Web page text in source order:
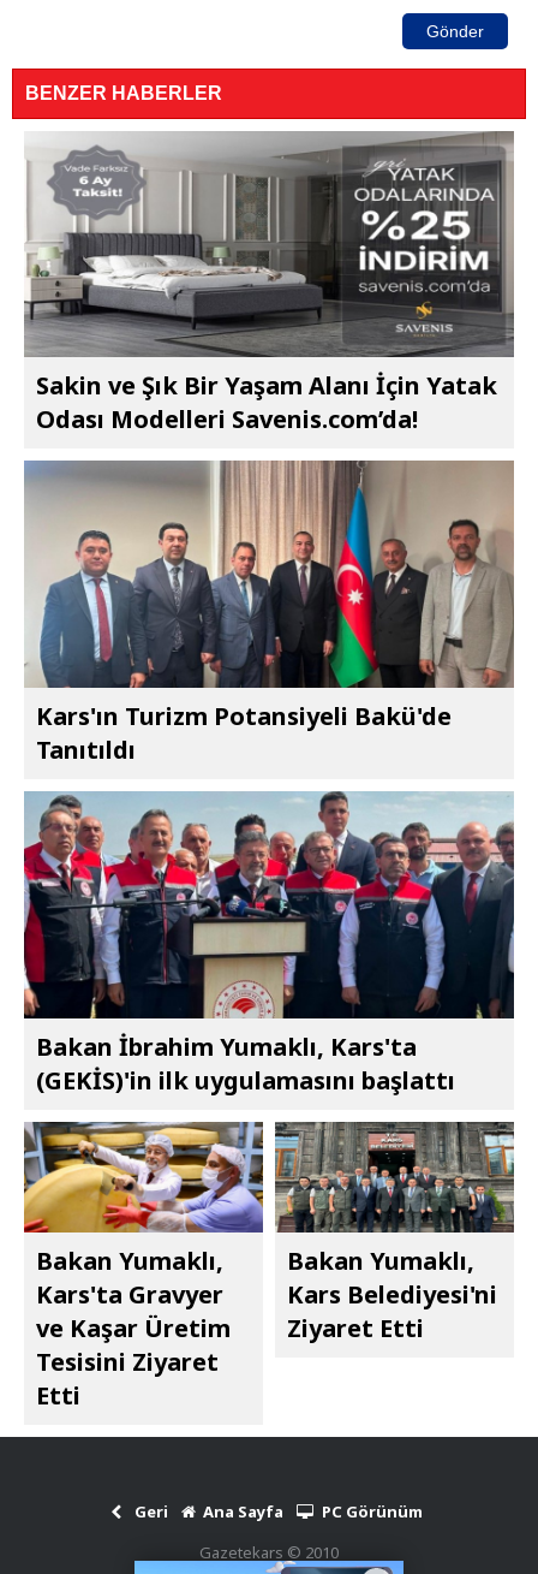
Gönder
BENZER HABERLER
Sakin ve Şık Bir Yaşam Alanı İçin Yatak
Odası Modelleri Savenis.com’da!
Kars'ın Turizm Potansiyeli Bakü'de
Tanıtıldı
Bakan İbrahim Yumaklı, Kars'ta
(GEKİS)'in ilk uygulamasını başlattı
Bakan Yumaklı,
Kars'ta Gravyer
ve Kaşar Üretim
Tesisini Ziyaret
Etti
Bakan Yumaklı,
Kars Belediyesi'ni
Ziyaret Etti
Geri Ana Sayfa
PC Görünüm
Gazetekars © 2010